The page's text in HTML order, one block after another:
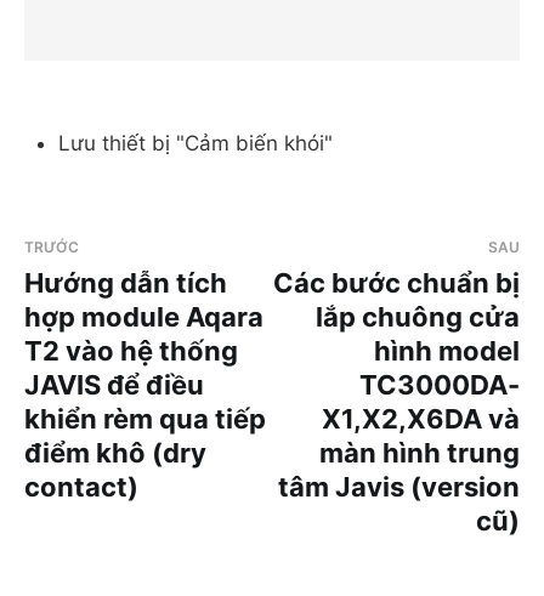
Lưu thiết bị "Cảm biến khói"
TRƯỚC
Hướng dẫn tích
hợp module Aqara
T2 vào hệ thống
JAVIS để điều
khiển rèm qua tiếp
điểm khô (dry
contact)
SAU
Các bước chuẩn bị
lắp chuông cửa
hình model
TC3000DA-
X1,X2,X6DA và
màn hình trung
tâm Javis (version
cũ)